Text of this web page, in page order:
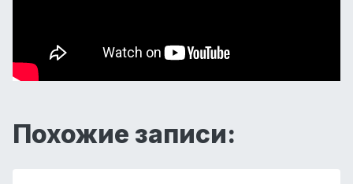
Похожие записи: